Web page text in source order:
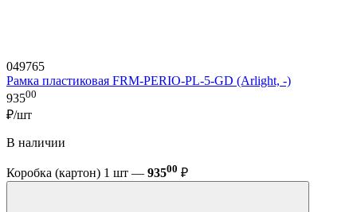
049765
Рамка пластиковая FRM-PERIO-PL-5-GD (Arlight, -)
93500
₽/шт
В наличии
Коробка (картон) 1 шт — 93500 ₽